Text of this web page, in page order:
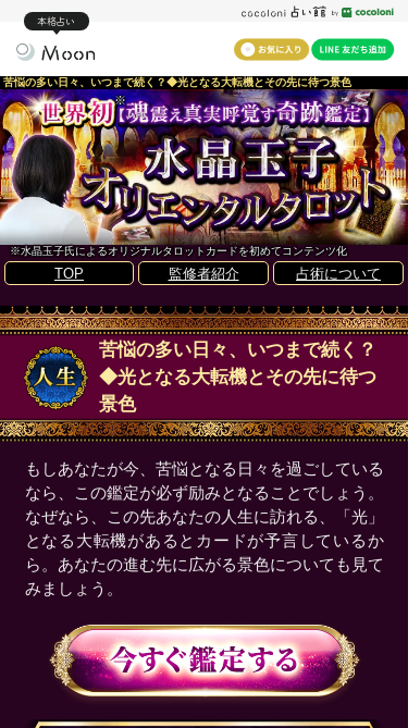
本格占い
苦悩の多い日々、いつまで続く？◆光となる大転機とその先に待つ景色
※
※水晶玉子氏によるオリジナルタロットカードを初めてコンテンツ化
TOP 監修者紹介 占術について
苦悩の多い日々、いつまで続く？
◆光となる大転機とその先に待つ
景色
もしあなたが今、苦悩となる日々を過ごしている
なら、この鑑定が必ず励みとなることでしょう。
なぜなら、この先あなたの人生に訪れる、「光」
となる大転機があるとカードが予言しているか
ら。あなたの進む先に広がる景色についても見て
みましょう。